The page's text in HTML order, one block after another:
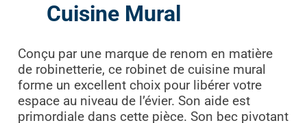
Cuisine Mural
Conçu par une marque de renom en matière
de robinetterie, ce robinet de cuisine mural
forme un excellent choix pour libérer votre
espace au niveau de l’évier. Son aide est
primordiale dans cette pièce. Son bec pivotant